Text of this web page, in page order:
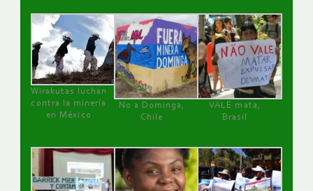
Wirakutas luchan
contra la minería
en México
No a Dominga,
Chile
VALE mata,
Brasil